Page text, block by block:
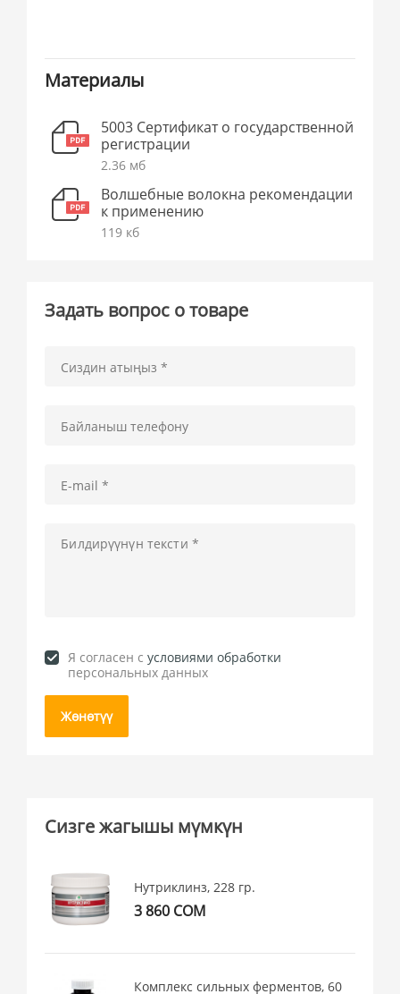
Материалы
5003 Сертификат о государственной
регистрации
2.36 мб
Волшебные волокна рекомендации
к применению
119 кб
Задать вопрос о товаре
Я согласен cусловиями обработки
персональных данных
Жөнөтүү
Сизге жагышы мүмкүн
Нутриклинз, 228 гр.
3 860 СОМ
Комплекс сильных ферментов, 60